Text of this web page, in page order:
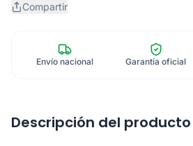
Compartir
Envío nacional Garantía oficial
Descripción del producto